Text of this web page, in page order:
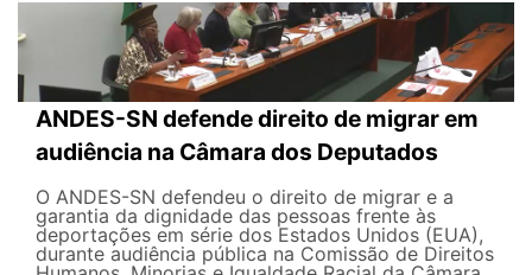
ANDES-SN defende direito de migrar em
audiência na Câmara dos Deputados
O ANDES-SN defendeu o direito de migrar e a
garantia da dignidade das pessoas frente às
deportações em série dos Estados Unidos (EUA),
durante audiência pública na Comissão de Direitos